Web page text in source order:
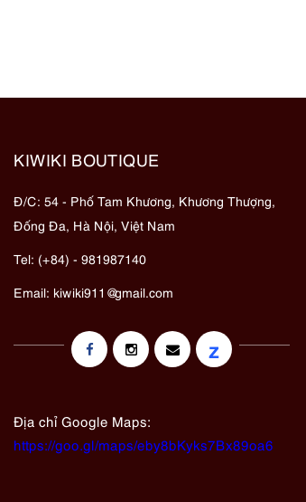
KIWIKI BOUTIQUE
Đ/C: 54 - Phố Tam Khương, Khương Thượng,
Đống Đa, Hà Nội, Việt Nam
Tel: (+84) - 981987140
Email: kiwiki911@gmail.com
z
Địa chỉ Google Maps:
https://goo.gl/maps/eby8bKyks7Bx89oa6